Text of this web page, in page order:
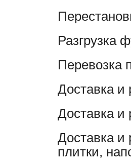
Разгрузка
Перевозка
Доставка и
Доставка и
Доставка и
плитки,